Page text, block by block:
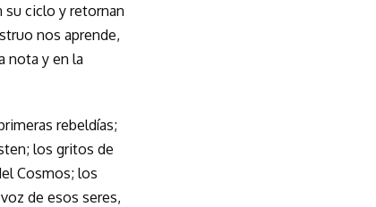
su ciclo y retornan
nos aprende,
nota y en la
rebeldías;
los gritos de
Cosmos; los
de esos seres,